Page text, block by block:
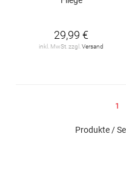
29,99 €
inkl. MwSt. zzgl. Versand
Du
1
Produkte /